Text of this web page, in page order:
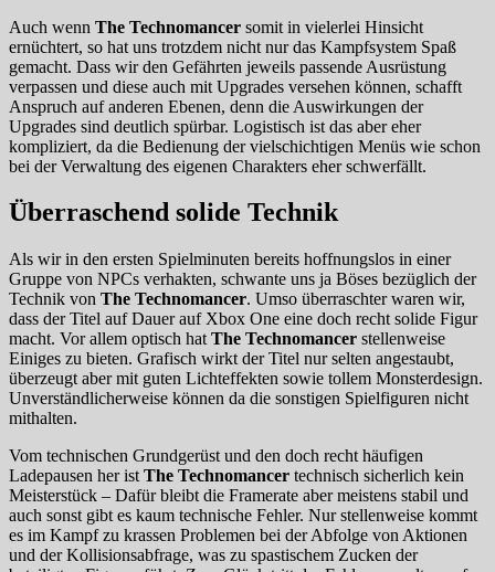
Auch wenn The Technomancer somit in vielerlei Hinsicht
ernüchtert, so hat uns trotzdem nicht nur das Kampfsystem Spaß
gemacht. Dass wir den Gefährten jeweils passende Ausrüstung
verpassen und diese auch mit Upgrades versehen können, schafft
Anspruch auf anderen Ebenen, denn die Auswirkungen der
Upgrades sind deutlich spürbar. Logistisch ist das aber eher
kompliziert, da die Bedienung der vielschichtigen Menüs wie schon
bei der Verwaltung des eigenen Charakters eher schwerfällt.
Überraschend solide Technik
Als wir in den ersten Spielminuten bereits hoffnungslos in einer
Gruppe von NPCs verhakten, schwante uns ja Böses bezüglich der
Technik von The Technomancer. Umso überraschter waren wir,
dass der Titel auf Dauer auf Xbox One eine doch recht solide Figur
macht. Vor allem optisch hat The Technomancer stellenweise
Einiges zu bieten. Grafisch wirkt der Titel nur selten angestaubt,
überzeugt aber mit guten Lichteffekten sowie tollem Monsterdesign.
Unverständlicherweise können da die sonstigen Spielfiguren nicht
mithalten.
Vom technischen Grundgerüst und den doch recht häufigen
Ladepausen her ist The Technomancer technisch sicherlich kein
Meisterstück – Dafür bleibt die Framerate aber meistens stabil und
auch sonst gibt es kaum technische Fehler. Nur stellenweise kommt
es im Kampf zu krassen Problemen bei der Abfolge von Aktionen
und der Kollisionsabfrage, was zu spastischem Zucken der